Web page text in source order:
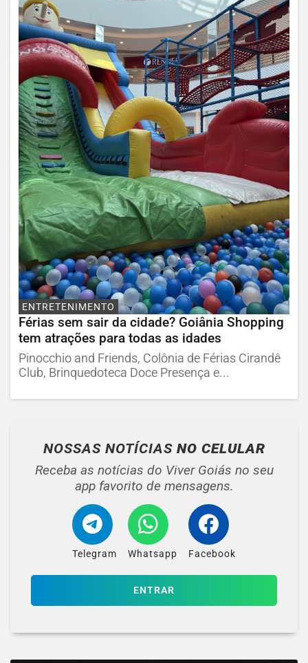
ENTRETENIMENTO
Férias sem sair da cidade? Goiânia Shopping
tem atrações para todas as idades
Pinocchio and Friends, Colônia de Férias Cirandê
Club, Brinquedoteca Doce Presença e...
NOSSAS NOTÍCIAS NO CELULAR
Receba as notícias do Viver Goiás no seu
app favorito de mensagens.
Telegram Whatsapp Facebook
ENTRAR